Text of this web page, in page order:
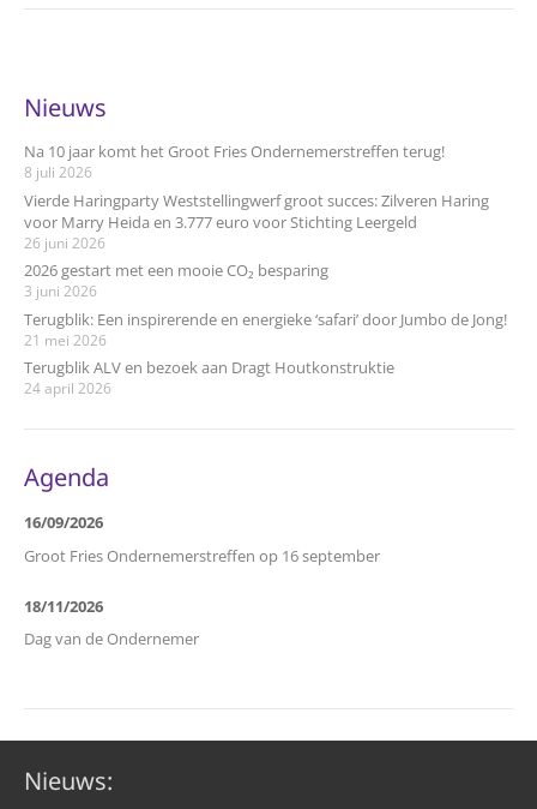
Nieuws
Na 10 jaar komt het Groot Fries Ondernemerstreffen terug!
8 juli 2026
Vierde Haringparty Weststellingwerf groot succes: Zilveren Haring
voor Marry Heida en 3.777 euro voor Stichting Leergeld
26 juni 2026
2026 gestart met een mooie CO₂ besparing
3 juni 2026
Terugblik: Een inspirerende en energieke ‘safari’ door Jumbo de Jong!
21 mei 2026
Terugblik ALV en bezoek aan Dragt Houtkonstruktie
24 april 2026
Agenda
16/09/2026
Groot Fries Ondernemerstreffen op 16 september
18/11/2026
Dag van de Ondernemer
Nieuws: